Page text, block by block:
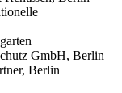
GmbH, Berlin
Berlin